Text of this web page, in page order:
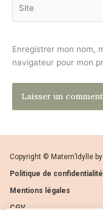
Enregistrer mon nom,
navigateur pour mon
Copyright © Matern’Idylle
Politique de confidentialité
Mentions légales
CGV